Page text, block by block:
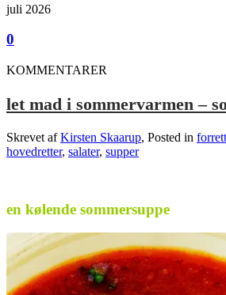
juli 2026
0
KOMMENTARER
let mad i sommervarmen –
Skrevet afKirsten Skaarup, Posted in
hovedretter, salater, supper
en kølende sommersuppe